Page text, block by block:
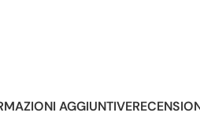
AGGIUNTIVE